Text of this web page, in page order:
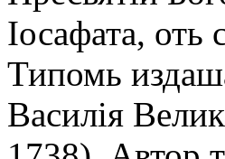
Іосафата,
Типомь
Василія